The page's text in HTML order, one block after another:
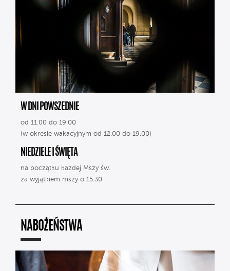
W DNI POWSZEDNIE
od 11.00 do 19.00
(w okresie wakacyjnym od 12.00 do 19.00)
NIEDZIELE I ŚWIĘTA
na początku każdej Mszy św.
za wyjątkiem mszy o 15.30
NABOŻEŃSTWA